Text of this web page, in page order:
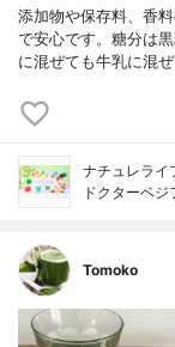
添加物や保存料、香
で安心です。糖分は
に混ぜても牛乳に混
ナチュレライ
ドクターベジ
Tomoko